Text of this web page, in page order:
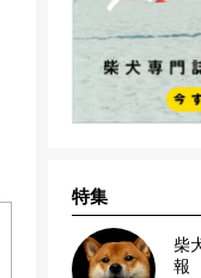
特集
柴
報